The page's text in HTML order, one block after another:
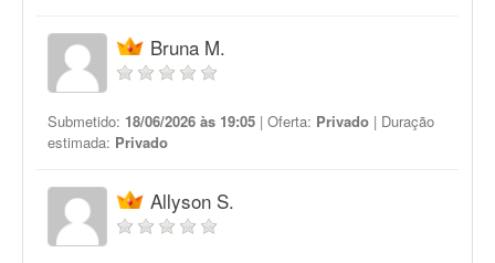
Bruna M.
Submetido: 18/06/2026 às 19:05 | Oferta: Privado | Duração
estimada: Privado
Allyson S.